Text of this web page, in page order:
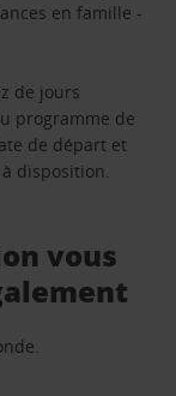
en famille -
de jours
programme de
de départ et
disposition.
vous